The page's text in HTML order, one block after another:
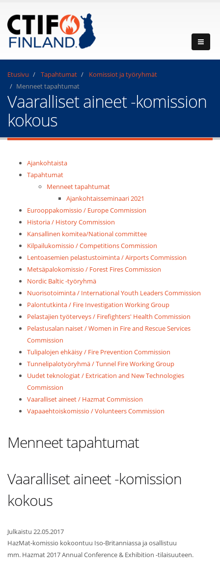
Etusivu Tapahtumat
Komissiot ja työryhmät
Menneet tapahtumat
Vaaralliset aineet -komission
kokous
Ajankohtaista
Tapahtumat
Menneet tapahtumat
Ajankohtaisseminaari 2021
Eurooppakomissio / Europe Commission
Historia / History Commission
Kansallinen komitea/National committee
Kilpailukomissio / Competitions Commission
Lentoasemien pelastustoiminta / Airports Commission
Metsäpalokomissio / Forest Fires Commission
Nordic Baltic -työryhmä
Nuorisotoiminta / International Youth Leaders Commission
Palontutkinta / Fire Investigation Working Group
Pelastajien työterveys / Firefighters' Health Commission
Pelastusalan naiset / Women in Fire and Rescue Services
Commission
Tulipalojen ehkäisy / Fire Prevention Commission
Tunnelipalotyöryhmä / Tunnel Fire Working Group
Uudet teknologiat / Extrication and New Technologies
Commission
Vaaralliset aineet / Hazmat Commission
Vapaaehtoiskomissio / Volunteers Commission
Menneet tapahtumat
Vaaralliset aineet -komission
kokous
Julkaistu 22.05.2017
HazMat-komissio kokoontuu Iso-Britanniassa ja osallistuu
mm. Hazmat 2017 Annual Conference & Exhibition -tilaisuuteen.